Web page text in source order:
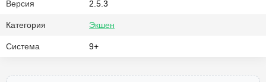
Версия 2.5.3
Категория Экшен
Система 9+